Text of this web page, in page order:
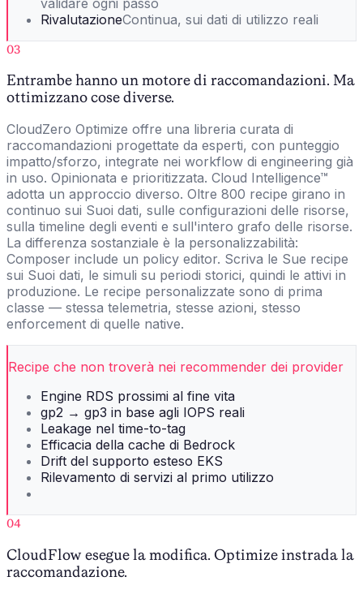
RivalutazioneContinua, sui dati di utilizzo reali
03
Entrambe hanno un motore di raccomandazioni. Ma
ottimizzano cose diverse.
CloudZero Optimize offre una libreria curata di
raccomandazioni progettate da esperti, con punteggio
impatto/sforzo, integrate nei workflow di engineering già
in uso. Opinionata e prioritizzata. Cloud Intelligence™
adotta un approccio diverso. Oltre 800 recipe girano in
continuo sui Suoi dati, sulle configurazioni delle risorse,
sulla timeline degli eventi e sull'intero grafo delle risorse.
La differenza sostanziale è la personalizzabilità:
Composer include un policy editor. Scriva le Sue recipe
sui Suoi dati, le simuli su periodi storici, quindi le attivi in
produzione. Le recipe personalizzate sono di prima
classe — stessa telemetria, stesse azioni, stesso
enforcement di quelle native.
Recipe che non troverà nei recommender dei provider
Engine RDS prossimi al fine vita
gp2 → gp3 in base agli IOPS reali
Leakage nel time-to-tag
Efficacia della cache di Bedrock
Drift del supporto esteso EKS
Rilevamento di servizi al primo utilizzo
04
CloudFlow esegue la modifica. Optimize instrada la
raccomandazione.